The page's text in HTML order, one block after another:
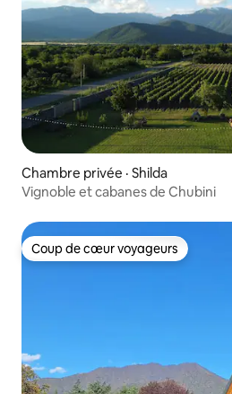
Chambre privée · Shilda
Vignoble et cabanes de Chubini
Coup de cœur voyageurs
Coup de cœur voyageurs